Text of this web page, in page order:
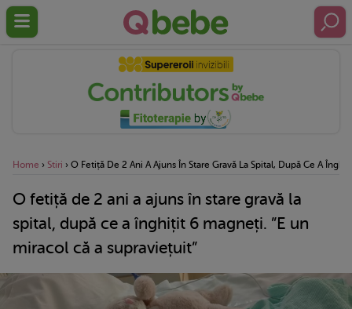
Home › Stiri › O Fetiță De 2 Ani A Ajuns În Stare Gravă La Spital, După Ce A
O fetiță de 2 ani a ajuns în stare gravă la
spital, după ce a înghițit 6 magneți. ”E un
miracol că a supraviețuit”